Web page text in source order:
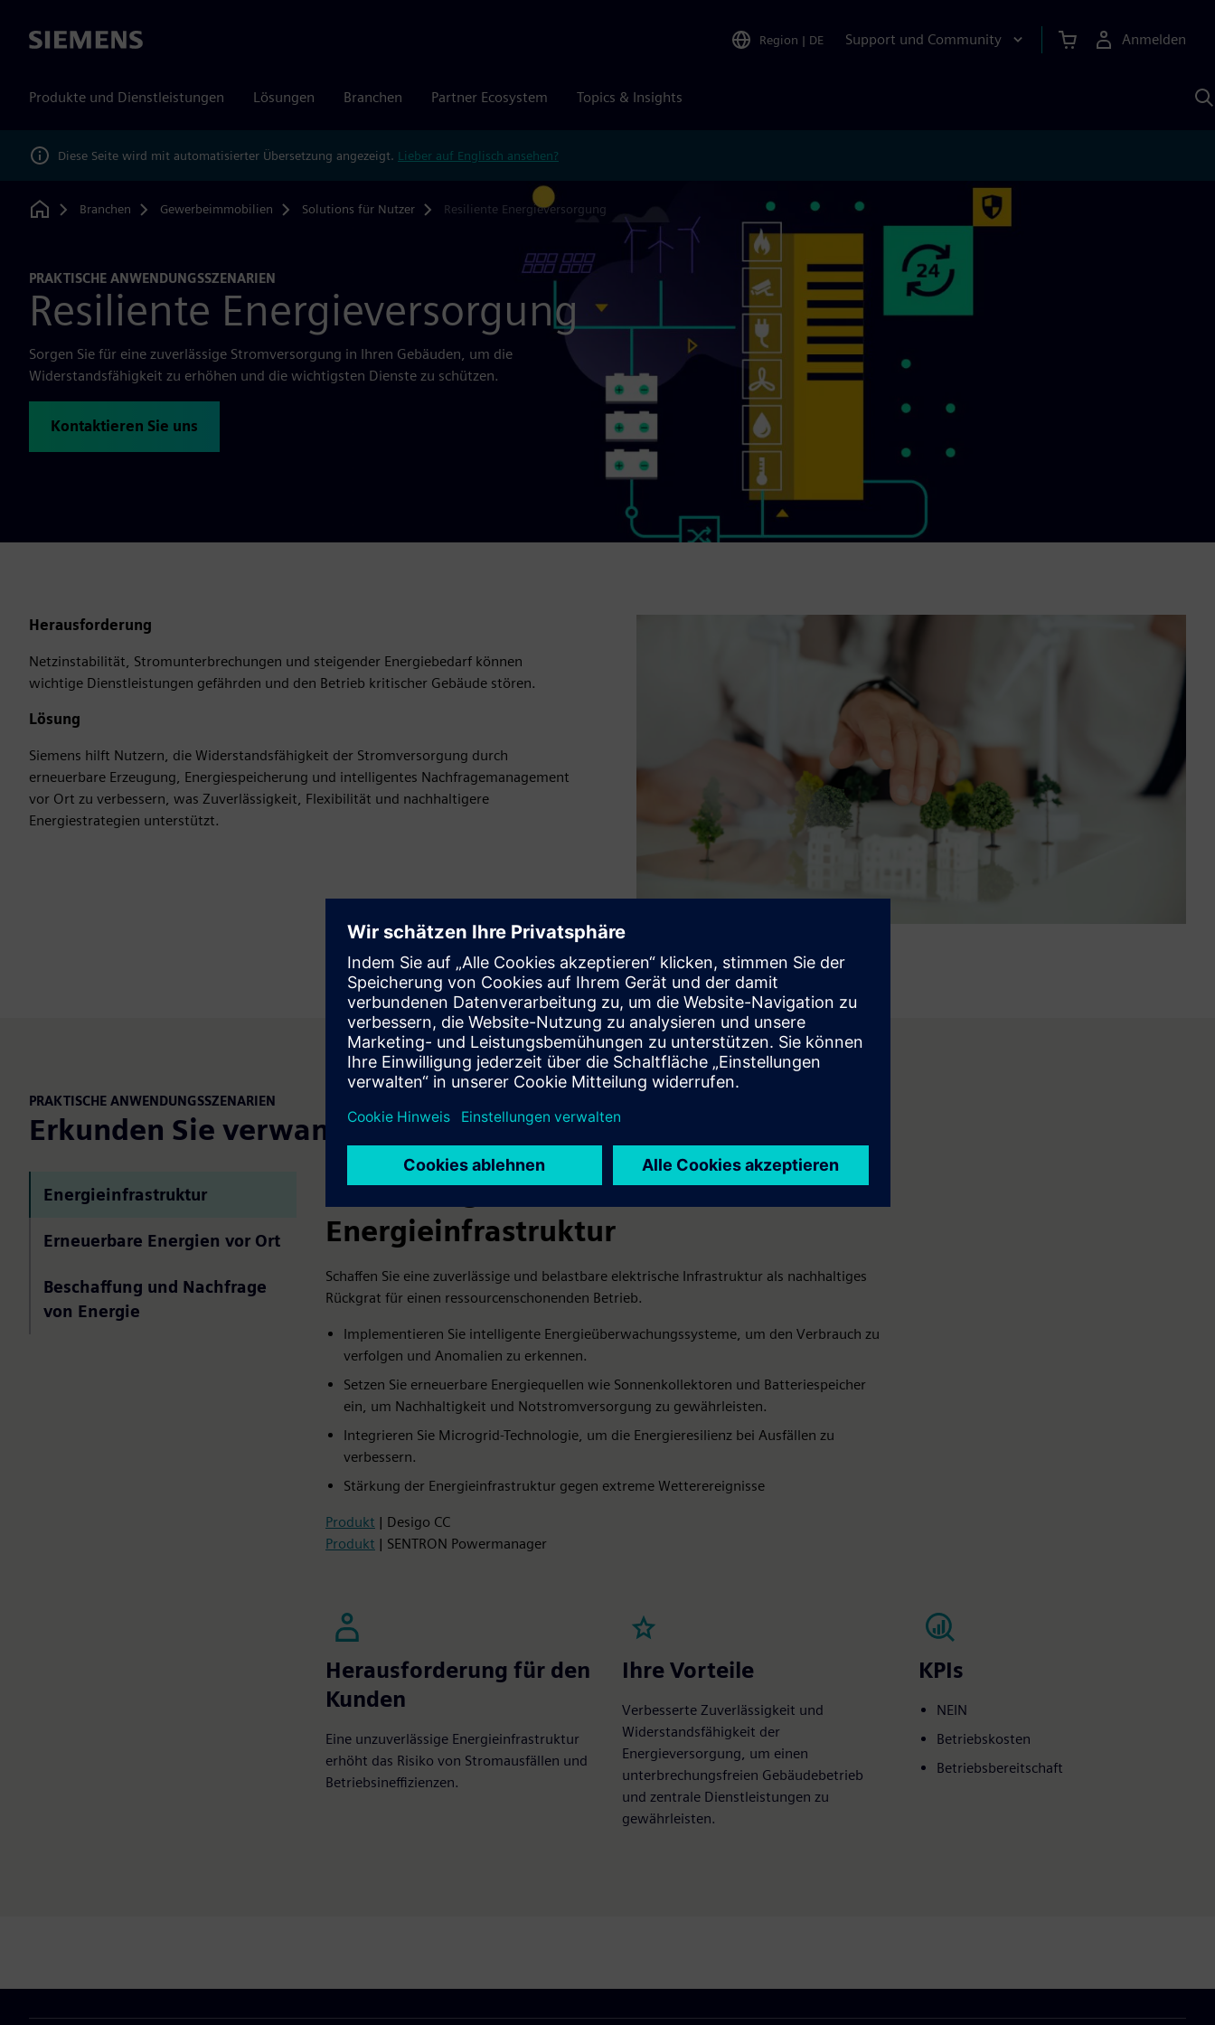
Siemens Region | DE Support und Community Anmelden
Produkte und Dienstleistungen Lösungen Branchen Partner Ecosystem Topics & Insights
KI
Diese Seite wird mit automatisierter Übersetzung angezeigt. Lieber auf Englisch ansehen?
Home
Branchen Gewerbeimmobilien Solutions für Nutzer Resiliente Energieversorgung
PRAKTISCHE ANWENDUNGSSZENARIEN
Resiliente Energieversorgung
Sorgen Sie für eine zuverlässige Stromversorgung in Ihren Gebäuden, um die
Widerstandsfähigkeit zu erhöhen und die wichtigsten Dienste zu schützen.
Kontaktieren Sie uns
Herausforderung
Netzinstabilität, Stromunterbrechungen und steigender Energiebedarf können
wichtige Dienstleistungen gefährden und den Betrieb kritischer Gebäude stören.
Lösung
Siemens hilft Nutzern, die Widerstandsfähigkeit der Stromversorgung durch
erneuerbare Erzeugung, Energiespeicherung und intelligentes Nachfragemanagement
vor Ort zu verbessern, was Zuverlässigkeit, Flexibilität und nachhaltigere
Energiestrategien unterstützt.
PRAKTISCHE ANWENDUNGSSZENARIEN
Erkunden Sie verwandte Anwendungsfälle
Energieinfrastruktur
Erneuerbare Energien vor Ort
Beschaffung und Nachfrage
von Energie
Nachhaltige und belastbare
Energieinfrastruktur
Schaffen Sie eine zuverlässige und belastbare elektrische Infrastruktur als nachhaltiges
Rückgrat für einen ressourcenschonenden Betrieb.
Implementieren Sie intelligente Energieüberwachungssysteme, um den Verbrauch zu
verfolgen und Anomalien zu erkennen.
Setzen Sie erneuerbare Energiequellen wie Sonnenkollektoren und Batteriespeicher
ein, um Nachhaltigkeit und Notstromversorgung zu gewährleisten.
Integrieren Sie Microgrid-Technologie, um die Energieresilienz bei Ausfällen zu
verbessern.
Stärkung der Energieinfrastruktur gegen extreme Wetterereignisse
Produkt | Desigo CC
Produkt | SENTRON Powermanager
Herausforderung für den
Kunden
Eine unzuverlässige Energieinfrastruktur
erhöht das Risiko von Stromausfällen und
Betriebsineffizienzen.
Ihre Vorteile
Verbesserte Zuverlässigkeit und
Widerstandsfähigkeit der
Energieversorgung, um einen
unterbrechungsfreien Gebäudebetrieb
und zentrale Dienstleistungen zu
gewährleisten.
KPIs
NEIN
Betriebskosten
Betriebsbereitschaft